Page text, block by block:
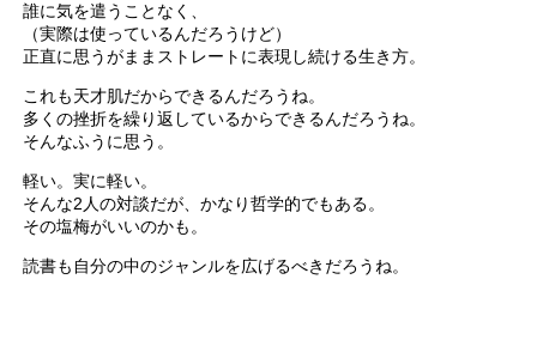
誰に気を遣うことなく、
（実際は使っているんだろうけど）
正直に思うがままストレートに表現し続ける生き方。
これも天才肌だからできるんだろうね。
多くの挫折を繰り返しているからできるんだろうね。
そんなふうに思う。
軽い。実に軽い。
そんな2人の対談だが、かなり哲学的でもある。
その塩梅がいいのかも。
読書も自分の中のジャンルを広げるべきだろうね。